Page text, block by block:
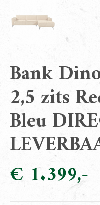
Bank
2,5 zits
Bleu
€ 1.399